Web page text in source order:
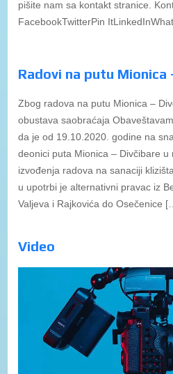
pišite nam sa kontakt stranice.
FacebookTwitterPin
Radovi na putu Mionica
Zbog radova na putu Mionica –
obustava saobraćaja
da je od 19.10.2020. godine na
deonici puta Mionica – Divčibare u
izvođenja radova na sanaciji
u upotrbi je alternativni pravac iz
Valjeva i Rajkovića do Osečenice
Video